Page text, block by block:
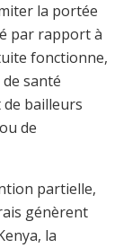
la portée
par rapport à
fonctionne,
santé
bailleurs
de
partielle,
génèrent
la